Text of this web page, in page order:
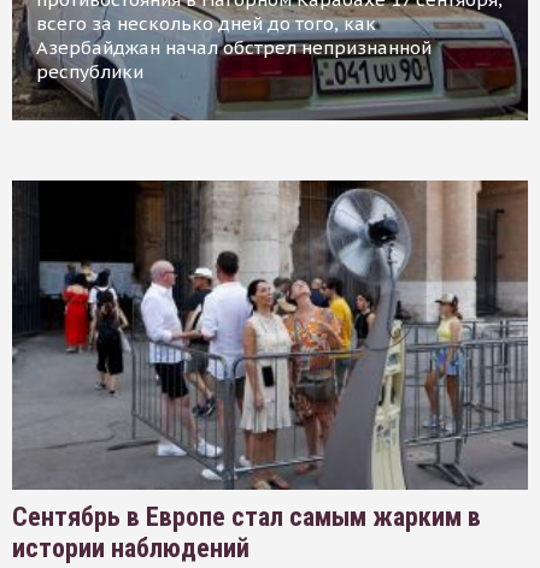
всего за несколько дней до того, как
Азербайджан начал обстрел непризнанной
республики
Сентябрь в Европе стал самым жарким в
истории наблюдений